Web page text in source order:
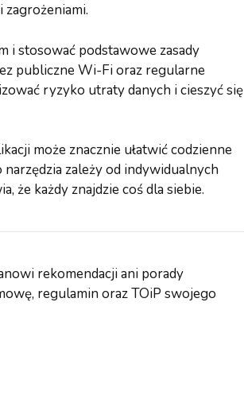
i stosować podstawowe zasady
publiczne Wi-Fi oraz regularne
ryzyko utraty danych i cieszyć się
może znacznie ułatwić codzienne
zależy od indywidualnych
że każdy znajdzie coś dla siebie.
rekomendacji ani porady
regulamin oraz TOiP swojego